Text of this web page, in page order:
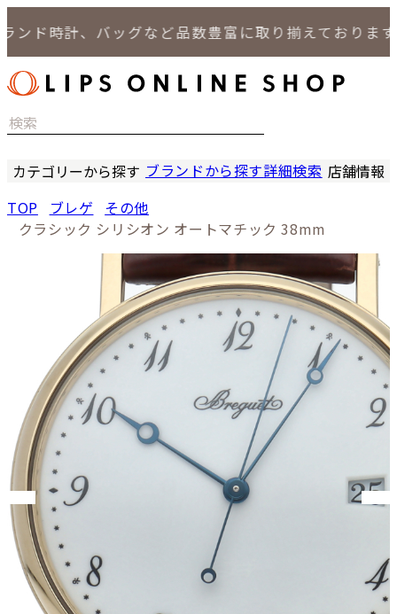
時計、バッグなど品数豊富に取り揃えております。
カテゴリーから探す
バッグ
小物
ブランドから探す詳細検索 店舗情報
LIPS 札
LIPS 通信
TOP ブレゲ
その他
クラシック シリシオン オートマチック 38mm